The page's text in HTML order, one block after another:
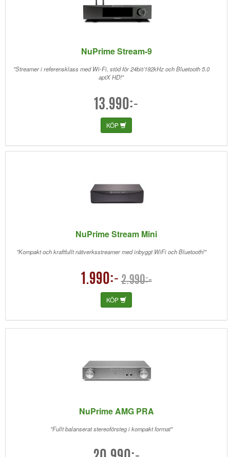
NuPrime Stream-9
"Streamer i referensklass med Wi-Fi, stöd för 24bit/192kHz och Bluetooth 5.0
aptX HD!"
13.990:-
KÖP
NuPrime Stream Mini
"Kompakt och kraftfullt nätverksstreamer med inbyggt WiFi och Bluetooth!"
1.990:- 2.990:-
KÖP
NuPrime AMG PRA
"Fullt balanserat stereoförsteg i kompakt format"